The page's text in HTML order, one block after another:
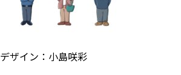
デザイン：小島咲彩